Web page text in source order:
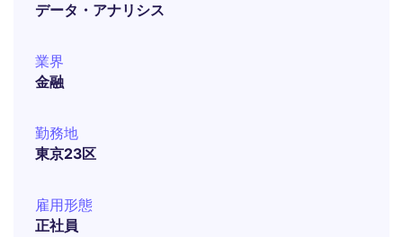
データ・アナリシス
業界
金融
勤務地
東京23区
雇用形態
正社員